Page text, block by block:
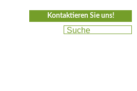
Kontaktieren Sie uns!